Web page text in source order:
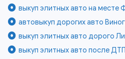
выкуп элитных авто на месте
автовыкуп дорогих авто
выкуп элитных авто дорого
выкуп элитных авто после